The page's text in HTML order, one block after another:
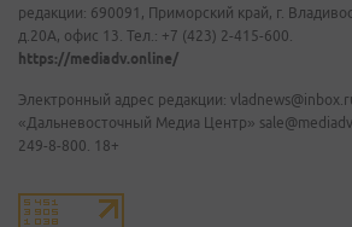
редакции: 690091, Приморский край, г.
д.20А, офис 13. Тел.: +7 (423) 2-415-600.
https://mediadv.online/
Электронный адрес редакции:
«Дальневосточный Медиа Центр»
249-8-800. 18+